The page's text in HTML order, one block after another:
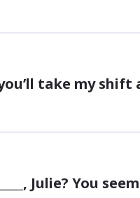
take my shift at
Julie? You